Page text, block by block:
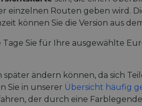
Routen geben wird.
können Sie die Version aus
Sie für Ihre ausgewählte
später ändern können, da sich
Sie in unserer Übersicht häufig
der durch eine